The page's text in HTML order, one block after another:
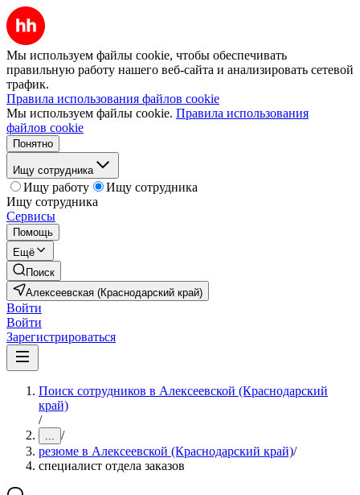
Мы используем файлы cookie, чтобы обеспечивать
правильную работу нашего веб-сайта и анализировать сетевой
трафик.
Правила использования файлов cookie
Мы используем файлы cookie. Правила использования
файлов cookie
Понятно
Ищу сотрудника
Ищу работу
Ищу сотрудника
Ищу сотрудника
Сервисы
Помощь
Ещё
Поиск
Алексеевская (Краснодарский край)
Войти
Войти
Зарегистрироваться
Поиск сотрудников в Алексеевской (Краснодарский
край)
/
... /
резюме в Алексеевской (Краснодарский край)/
специалист отдела заказов